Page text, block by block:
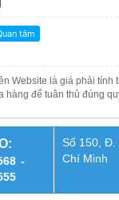
Website là giá phải tính
hàng để tuân thủ đúng
-
Số 150, Đ.
Chí Minh